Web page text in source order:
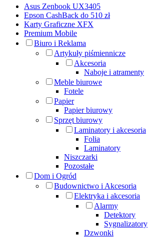
Asus Zenbook UX3405
Epson CashBack do 510 zł
Karty Graficzne XFX
Premium Mobile
Biuro i Reklama
Artykuły piśmiennicze
Akcesoria
Naboje i atramenty
Meble biurowe
Fotele
Papier
Papier biurowy
Sprzęt biurowy
Laminatory i akcesoria
Folia
Laminatory
Niszczarki
Pozostałe
Dom i Ogród
Budownictwo i Akcesoria
Elektryka i akcesoria
Alarmy
Detektory
Sygnalizatory
Dzwonki